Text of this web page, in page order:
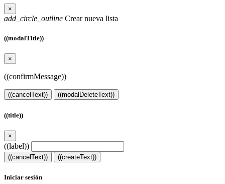
×
add_circle_outline Crear nueva lista
((modalTitle))
×
((confirmMessage))
((cancelText)) ((modalDeleteText))
((title))
×
((label))
((cancelText)) ((createText))
Iniciar sesión